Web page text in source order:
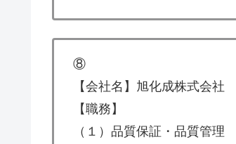
⑧
【会社名】旭化成株式会社
【職務】
（１）品質保証・品質管理